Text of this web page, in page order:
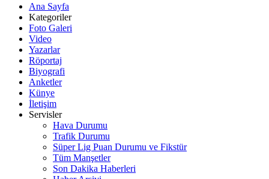
Ana Sayfa
Kategoriler
Foto Galeri
Video
Yazarlar
Röportaj
Biyografi
Anketler
Künye
İletişim
Servisler
Hava Durumu
Trafik Durumu
Süper Lig Puan Durumu ve Fikstür
Tüm Manşetler
Son Dakika Haberleri